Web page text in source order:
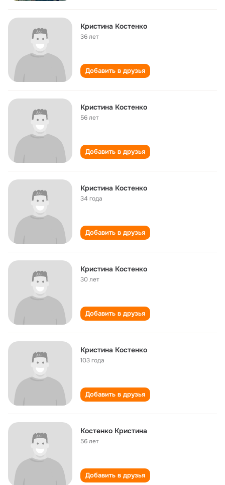
Кристина Костенко
36 лет
Добавить в друзья
Кристина Костенко
56 лет
Добавить в друзья
Кристина Костенко
34 года
Добавить в друзья
Кристина Костенко
30 лет
Добавить в друзья
Кристина Костенко
103 года
Добавить в друзья
Костенко Кристина
56 лет
Добавить в друзья